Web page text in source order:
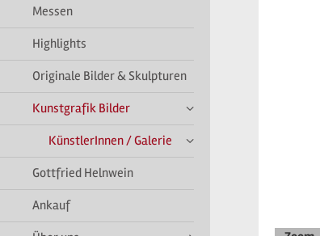
Messen
Highlights
Originale Bilder & Skulpturen
Kunstgrafik Bilder
KünstlerInnen / Galerie
Gottfried Helnwein
Ankauf